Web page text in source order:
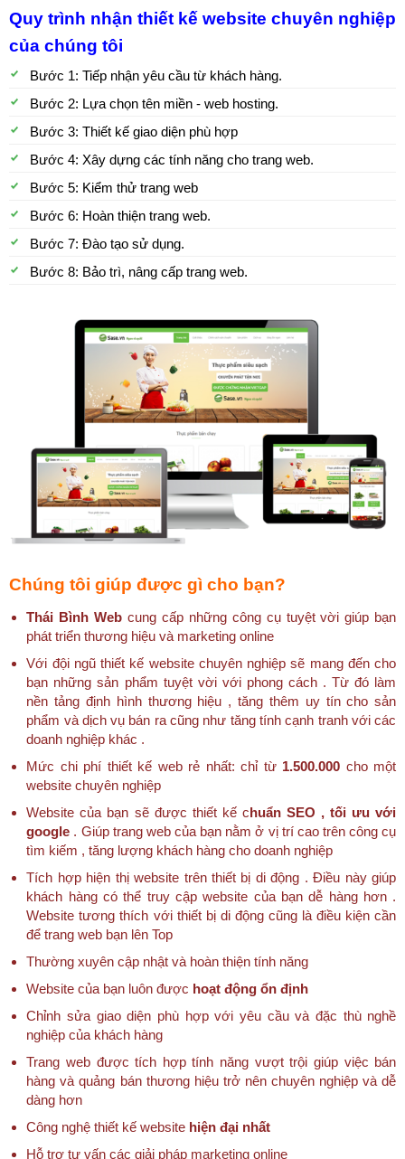
Quy trình nhận thiết kế website chuyên nghiệp
của chúng tôi
Bước 1: Tiếp nhận yêu cầu từ khách hàng.
Bước 2: Lựa chọn tên miền - web hosting.
Bước 3: Thiết kế giao diện phù hợp
Bước 4: Xây dựng các tính năng cho trang web.
Bước 5: Kiểm thử trang web
Bước 6: Hoàn thiện trang web.
Bước 7: Đào tạo sử dụng.
Bước 8: Bảo trì, nâng cấp trang web.
Chúng tôi giúp được gì cho bạn?
Thái Bình Web cung cấp những công cụ tuyệt vời giúp bạn
phát triển thương hiệu và marketing online
Với đội ngũ thiết kế website chuyên nghiệp sẽ mang đến cho
bạn những sản phẩm tuyệt vời với phong cách . Từ đó làm
nền tảng định hình thương hiệu , tăng thêm uy tín cho sản
phẩm và dịch vụ bán ra cũng như tăng tính cạnh tranh với các
doanh nghiệp khác .
Mức chi phí thiết kế web rẻ nhất: chỉ từ 1.500.000 cho một
website chuyên nghiệp
Website của bạn sẽ được thiết kế chuẩn SEO , tối ưu với
google . Giúp trang web của bạn nằm ở vị trí cao trên công cụ
tìm kiếm , tăng lượng khách hàng cho doanh nghiệp
Tích hợp hiện thị website trên thiết bị di động . Điều này giúp
khách hàng có thể truy cập website của bạn dễ hàng hơn .
Website tương thích với thiết bị di động cũng là điều kiện cần
để trang web bạn lên Top
Thường xuyên cập nhật và hoàn thiện tính năng
Website của bạn luôn được hoạt động ổn định
Chỉnh sửa giao diện phù hợp với yêu cầu và đặc thù nghề
nghiệp của khách hàng
Trang web được tích hợp tính năng vượt trội giúp việc bán
hàng và quảng bán thương hiệu trở nên chuyên nghiệp và dễ
dàng hơn
Công nghệ thiết kế website hiện đại nhất
Hỗ trợ tư vấn các giải pháp marketing online